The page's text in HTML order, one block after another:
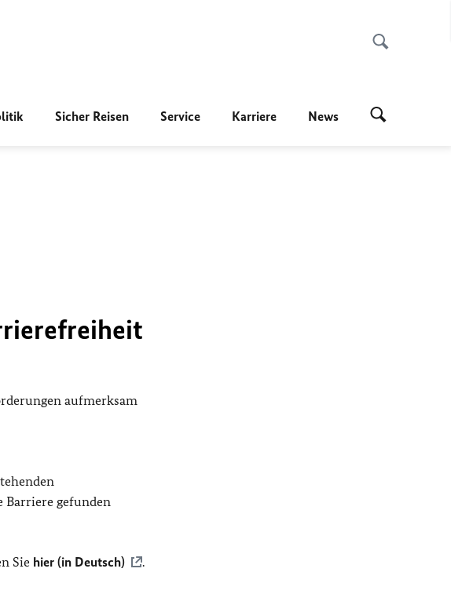
Sicher Reisen Service Karriere News
aufmerksam
Barriere gefunden
Sie hier (in Deutsch)
.